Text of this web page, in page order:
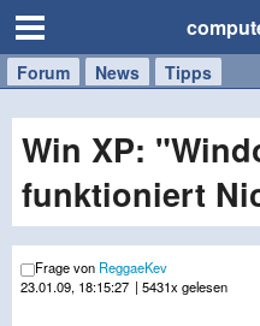
Forum News Tipps
Handy
Tablet
Windows
Mac
Win XP:
funktioniert
Frage von ReggaeKev
23.01.09, 18:15:27 | 5431x gelesen